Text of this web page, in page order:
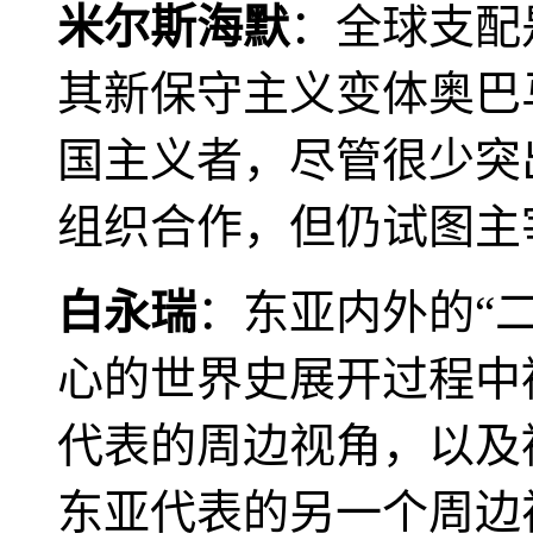
米尔斯海默：全球支
其新保守主义变体奥
国主义者，尽管很少
组织合作，但仍试图
白永瑞：东亚内外的“
心的世界史展开过程
代表的周边视角，以
东亚代表的另一个周